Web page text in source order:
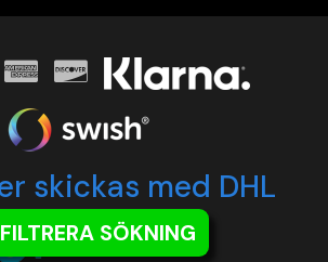
FILTRERA SÖKNING